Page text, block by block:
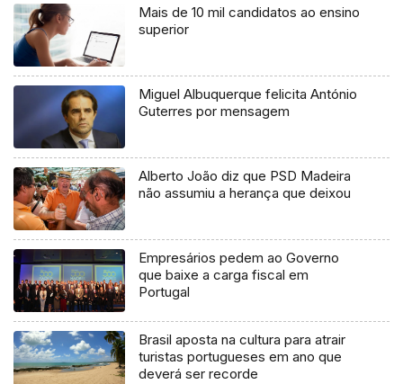
Mais de 10 mil candidatos ao ensino
superior
Miguel Albuquerque felicita António
Guterres por mensagem
Alberto João diz que PSD Madeira
não assumiu a herança que deixou
Empresários pedem ao Governo
que baixe a carga fiscal em
Portugal
Brasil aposta na cultura para atrair
turistas portugueses em ano que
deverá ser recorde